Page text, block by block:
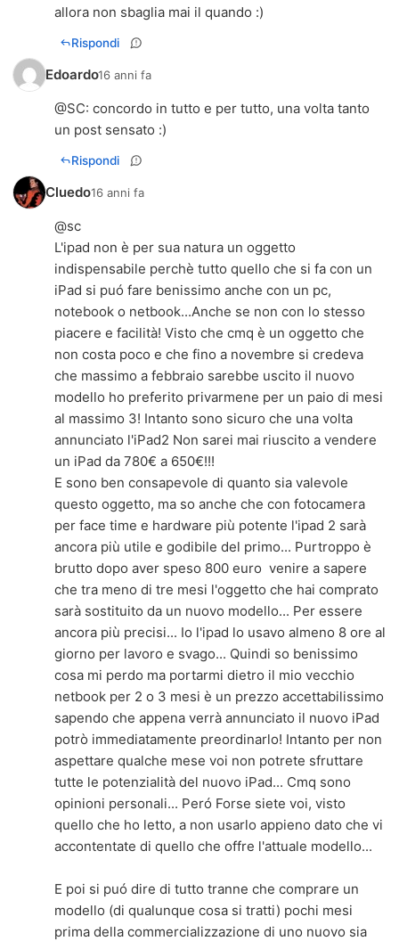
allora non sbaglia mai il quando :)
Rispondi
Edoardo16 anni fa
@SC: concordo in tutto e per tutto, una volta tanto
un post sensato :)
Rispondi
Cluedo16 anni fa
@sc
L'ipad non è per sua natura un oggetto
indispensabile perchè tutto quello che si fa con un
iPad si puó fare benissimo anche con un pc,
notebook o netbook...Anche se non con lo stesso
piacere e facilità! Visto che cmq è un oggetto che
non costa poco e che fino a novembre si credeva
che massimo a febbraio sarebbe uscito il nuovo
modello ho preferito privarmene per un paio di mesi
al massimo 3! Intanto sono sicuro che una volta
annunciato l'iPad2 Non sarei mai riuscito a vendere
un iPad da 780€ a 650€!!!
E sono ben consapevole di quanto sia valevole
questo oggetto, ma so anche che con fotocamera
per face time e hardware più potente l'ipad 2 sarà
ancora più utile e godibile del primo... Purtroppo è
brutto dopo aver speso 800 euro venire a sapere
che tra meno di tre mesi l'oggetto che hai comprato
sarà sostituito da un nuovo modello... Per essere
ancora più precisi... Io l'ipad lo usavo almeno 8 ore al
giorno per lavoro e svago... Quindi so benissimo
cosa mi perdo ma portarmi dietro il mio vecchio
netbook per 2 o 3 mesi è un prezzo accettabilissimo
sapendo che appena verrà annunciato il nuovo iPad
potrò immediatamente preordinarlo! Intanto per non
aspettare qualche mese voi non potrete sfruttare
tutte le potenzialità del nuovo iPad... Cmq sono
opinioni personali... Peró Forse siete voi, visto
quello che ho letto, a non usarlo appieno dato che vi
accontentate di quello che offre l'attuale modello...
E poi si puó dire di tutto tranne che comprare un
modello (di qualunque cosa si tratti) pochi mesi
prima della commercializzazione di uno nuovo sia